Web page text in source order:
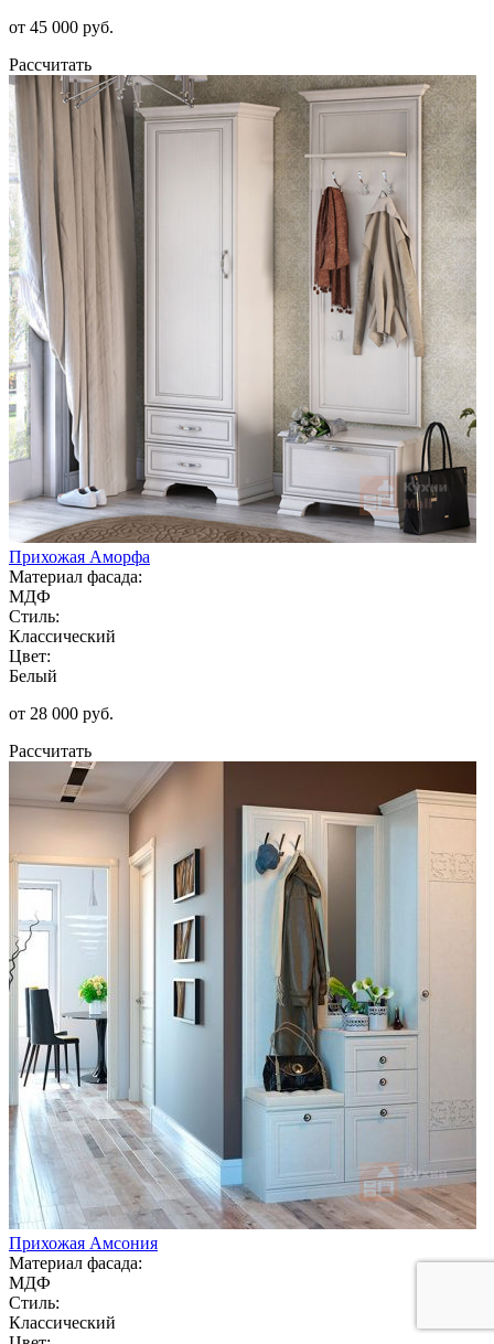
от 45 000 руб.
Рассчитать
Прихожая Аморфа
Материал фасада:
МДФ
Стиль:
Классический
Цвет:
Белый
от 28 000 руб.
Рассчитать
Прихожая Амсония
Материал фасада:
МДФ
Стиль:
Классический